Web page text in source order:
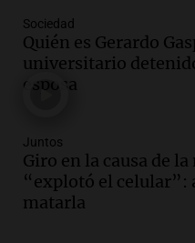
Audio.
de semana
marchan contra
Panorama Federal
Audio.
El
adelantó su
Viva la Radio
Episodios
Sociedad
Quién es Gerardo
universitario
esposa
Juntos
Giro en la causa de
“explotó el celular”:
matarla